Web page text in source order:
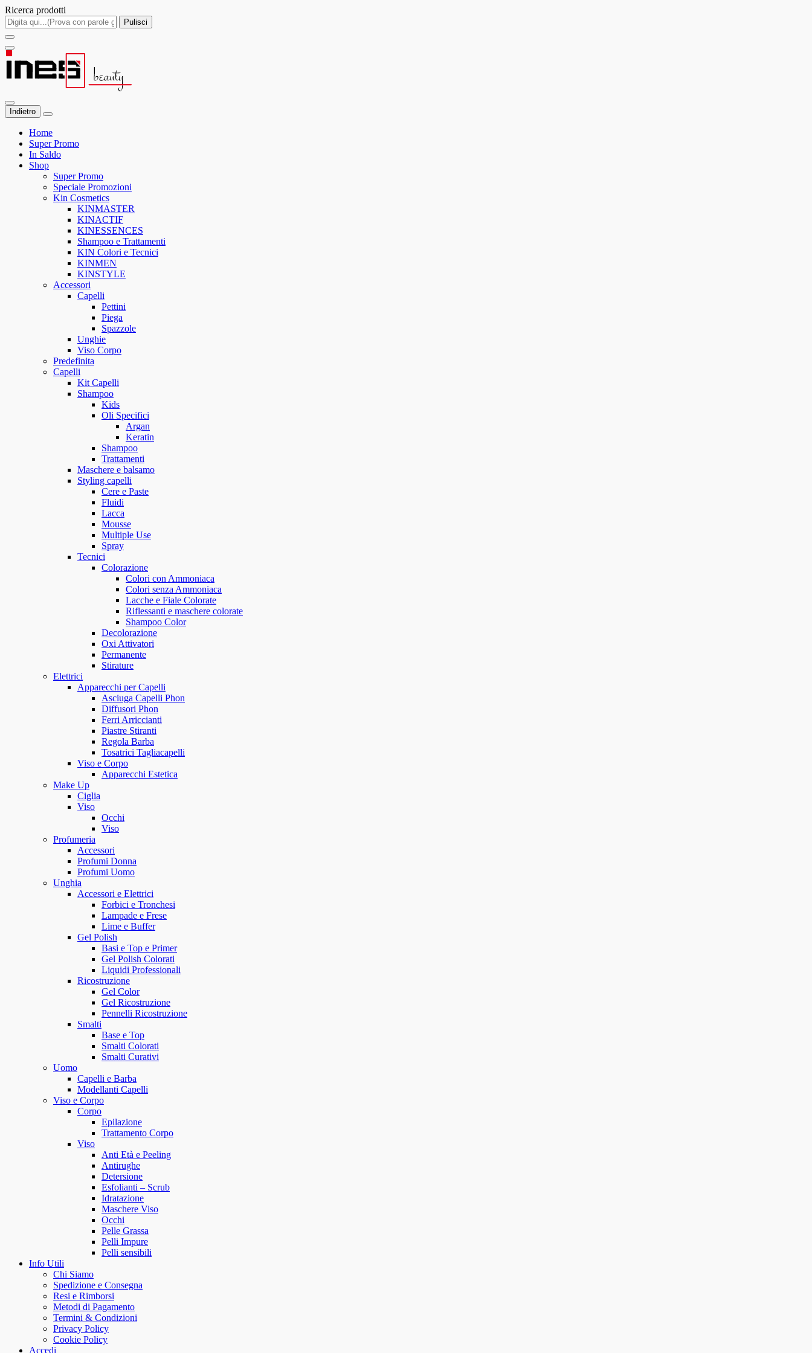
Ricerca prodotti
Pulisci
Indietro
Home
Super Promo
In Saldo
Shop
Super Promo
Speciale Promozioni
Kin Cosmetics
KINMASTER
KINACTIF
KINESSENCES
Shampoo e Trattamenti
KIN Colori e Tecnici
KINMEN
KINSTYLE
Accessori
Capelli
Pettini
Piega
Spazzole
Unghie
Viso Corpo
Predefinita
Capelli
Kit Capelli
Shampoo
Kids
Oli Specifici
Argan
Keratin
Shampoo
Trattamenti
Maschere e balsamo
Styling capelli
Cere e Paste
Fluidi
Lacca
Mousse
Multiple Use
Spray
Tecnici
Colorazione
Colori con Ammoniaca
Colori senza Ammoniaca
Lacche e Fiale Colorate
Riflessanti e maschere colorate
Shampoo Color
Decolorazione
Oxi Attivatori
Permanente
Stirature
Elettrici
Apparecchi per Capelli
Asciuga Capelli Phon
Diffusori Phon
Ferri Arriccianti
Piastre Stiranti
Regola Barba
Tosatrici Tagliacapelli
Viso e Corpo
Apparecchi Estetica
Make Up
Ciglia
Viso
Occhi
Viso
Profumeria
Accessori
Profumi Donna
Profumi Uomo
Unghia
Accessori e Elettrici
Forbici e Tronchesi
Lampade e Frese
Lime e Buffer
Gel Polish
Basi e Top e Primer
Gel Polish Colorati
Liquidi Professionali
Ricostruzione
Gel Color
Gel Ricostruzione
Pennelli Ricostruzione
Smalti
Base e Top
Smalti Colorati
Smalti Curativi
Uomo
Capelli e Barba
Modellanti Capelli
Viso e Corpo
Corpo
Epilazione
Trattamento Corpo
Viso
Anti Età e Peeling
Antirughe
Detersione
Esfolianti – Scrub
Idratazione
Maschere Viso
Occhi
Pelle Grassa
Pelli Impure
Pelli sensibili
Info Utili
Chi Siamo
Spedizione e Consegna
Resi e Rimborsi
Metodi di Pagamento
Termini & Condizioni
Privacy Policy
Cookie Policy
Accedi